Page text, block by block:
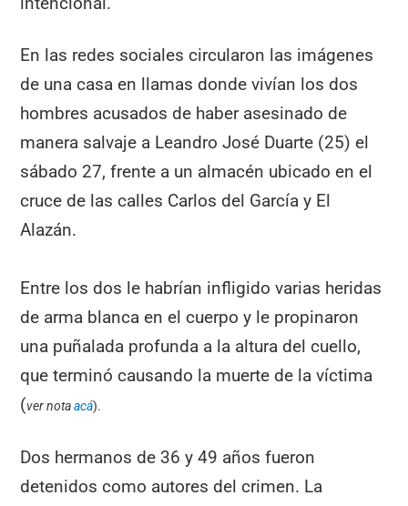
En las redes sociales circularon las imágenes
de una casa en llamas donde vivían los dos
hombres acusados de haber asesinado de
manera salvaje a Leandro José Duarte (25) el
sábado 27, frente a un almacén ubicado en el
cruce de las calles Carlos del García y El
Alazán.
Entre los dos le habrían infligido varias heridas
de arma blanca en el cuerpo y le propinaron
una puñalada profunda a la altura del cuello,
que terminó causando la muerte de la víctima
(ver notaacá).
Dos hermanos de 36 y 49 años fueron
detenidos como autores del crimen. La